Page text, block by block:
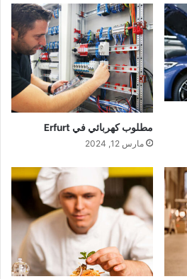
مطلوب كهربائي في Erfurt
مارس 12, 2024